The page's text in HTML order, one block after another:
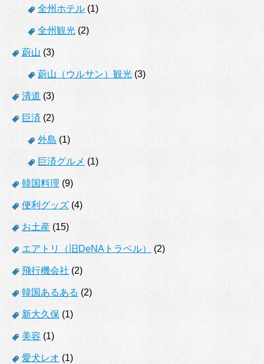
全州ホテル (1)
全州観光 (2)
蔚山 (3)
蔚山（ウルサン）観光 (3)
清道 (3)
巨済 (2)
外島 (1)
巨済グルメ (1)
韓国料理 (9)
便利グッズ (4)
お土産 (15)
エアトリ（旧DeNAトラベル） (2)
飛行機会社 (2)
韓国あるある (2)
新大久保 (1)
美容 (1)
愛犬レオ (1)